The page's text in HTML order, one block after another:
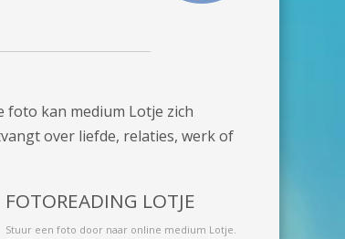
foto kan medium Lotje zich
over liefde, relaties, werk of
FOTOREADING LOTJE
Stuur een foto door naar online medium Lotje.